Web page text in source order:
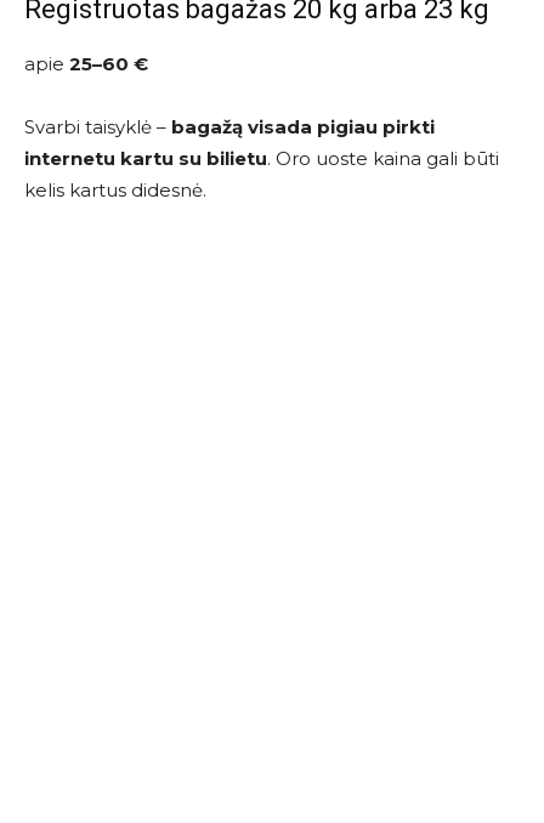
Registruotas bagažas 20 kg arba 23 kg
apie 25–60 €
Svarbi taisyklė – bagažą visada pigiau pirkti
internetu kartu su bilietu. Oro uoste kaina gali būti
kelis kartus didesnė.